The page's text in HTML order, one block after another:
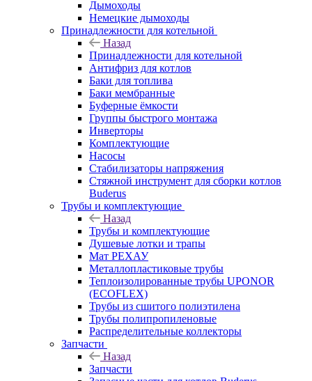
Дымоходы
Немецкие дымоходы
Принадлежности для котельной
Назад
Принадлежности для котельной
Антифриз для котлов
Баки для топлива
Баки мембранные
Буферные ёмкости
Группы быстрого монтажа
Инверторы
Комплектующие
Насосы
Стабилизаторы напряжения
Стяжной инструмент для сборки котлов
Buderus
Трубы и комплектующие
Назад
Трубы и комплектующие
Душевые лотки и трапы
Мат РЕХАУ
Металлопластиковые трубы
Теплоизолированные трубы UPONOR
(ECOFLEX)
Трубы из сшитого полиэтилена
Трубы полипропиленовые
Распределительные коллекторы
Запчасти
Назад
Запчасти